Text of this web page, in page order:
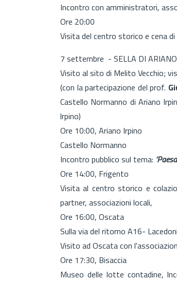
Incontro con amministratori,
Ore 20:00
Visita del centro storico e cena
7 settembre - SELLA DI ARIANO
Visito al sito di Melito Vecchio;
(con la partecipazione del prof.
Castello Normanno di Ariano
lrpino)
Ore 10:00, Ariano Irpino
Castello Normanno
Incontro pubblico sul tema:
Ore 14:00, Frigento
Visita al centro storico e
partner, associazioni locali,
Ore 16:00, Oscata
Sulla via del ritorno A16-
Visito ad Oscata con
Ore 17:30, Bisaccia
Museo delle lotte contadine,